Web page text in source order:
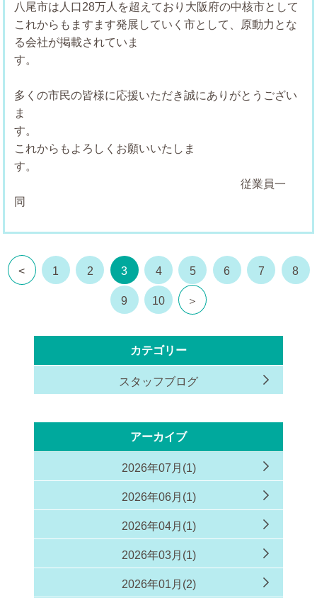
八尾市は人口28万人を超えており大阪府の中核市として
これからもますます発展していく市として、原動力とな
る会社が掲載されていま
多くの市民の皆様に応援いただき誠にありがとうござい
ま
これからもよろしくお願いいたしま
す
従業員一
< 1 2 3 4 5 6 7 8
9 10 ＞
カテゴリー
スタッフブログ
アーカイブ
2026年07月(1)
2026年06月(1)
2026年04月(1)
2026年03月(1)
2026年01月(2)